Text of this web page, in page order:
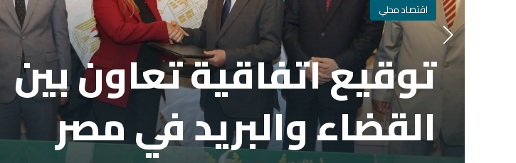
اقتصاد محلي
توقيع اتفاقية تعاون بين
القضاء والبريد في مصر